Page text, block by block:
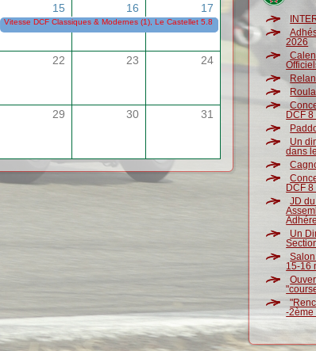
15 16 17
Vitesse DCF Classiques & Modernes (1), Le Castellet 5.8 (Sunday Ride Classic) 15/
22 23 24
29 30 31
2026
DCF
Un
dans
DCF
JD
Un
15-16
-2ème